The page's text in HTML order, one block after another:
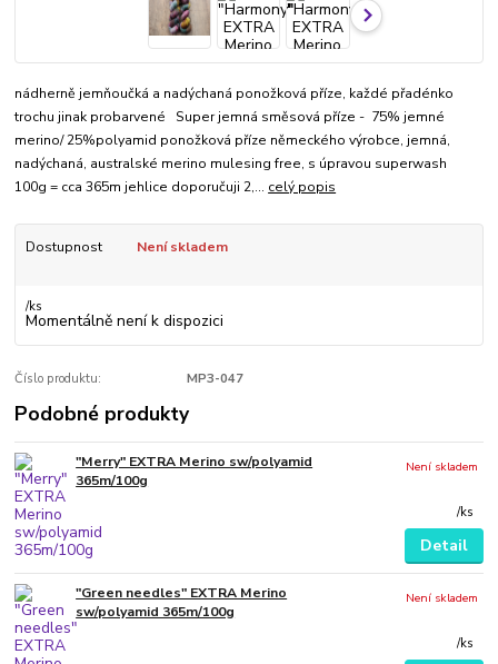
nádherně jemňoučká a nadýchaná ponožková příze, každé přadénko
trochu jinak probarvené Super jemná směsová příze - 75% jemné
merino/ 25%polyamid ponožková příze německého výrobce, jemná,
nadýchaná, australské merino mulesing free, s úpravou superwash
100g = cca 365m jehlice doporučuji 2,... celý popis
Dostupnost Není skladem
/ks
Momentálně není k dispozici
Číslo produktu: MP3-047
Podobné produkty
"Merry" EXTRA Merino sw/polyamid
365m/100g
/ks
Není skladem
Detail
"Green needles" EXTRA Merino
sw/polyamid 365m/100g
/ks
Není skladem